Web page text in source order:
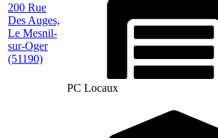
200 Rue
Des Auges,
Le Mesnil-
sur-Oger
(51190)
PC Locaux